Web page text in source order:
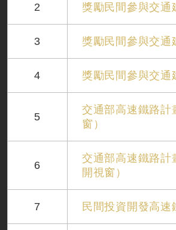
2 獎勵民間參與交
3 獎勵民間參與交
4 獎勵民間參與交
5
交通部高速鐵路計
窗）
6
交通部高速鐵路計
開視窗）
7 民間投資開發高